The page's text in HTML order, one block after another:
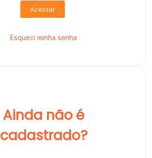
Acessar
Esqueci minha senha
Ainda não é
cadastrado?